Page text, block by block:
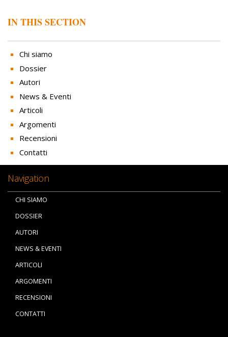
IN THIS SECTION
Chi siamo
Dossier
Autori
News & Eventi
Articoli
Argomenti
Recensioni
Contatti
Navigation
CHI SIAMO
DOSSIER
AUTORI
NEWS & EVENTI
ARTICOLI
ARGOMENTI
RECENSIONI
CONTATTI